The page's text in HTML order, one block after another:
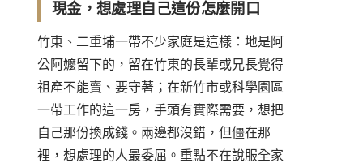
現金，想處理自己這份怎麼開口
竹東、二重埔一帶不少家庭是這樣：地是阿
公阿嬤留下的，留在竹東的長輩或兄長覺得
祖產不能賣、要守著；在新竹市或科學園區
一帶工作的這一房，手頭有實際需要，想把
自己那份換成錢。兩邊都沒錯，但僵在那
裡，想處理的人最委屈。重點不在說服全家